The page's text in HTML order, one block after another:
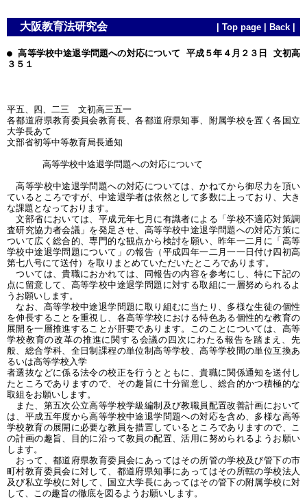
大阪教育法研究会 Top page Back
● 高等学校中途退学問題への対応について 平成５年４月２３日 文初高
３５１
平五、四、二三 文初高三五一
各都道府県教育委員会教育長、各都道府県知事、附属学校を置く各国立
大学長あて
文部省初等中等教育局長通知
高等学校中途退学問題への対応について
高等学校中途退学問題への対応については、かねてから御尽力を頂い
ているところですが、中途退学者は依然として多数に上っており、大き
な課題となっております。
文部省においては、平成元年七月に有識者による「学校不適応対策調
査研究協力者会議」を発足させ、高等学校中途退学問題への対応方策に
ついて広く総合的、専門的な観点から検討を願い、昨年一二月に「高等
学校中途退学問題について」の報告（平成四年一二月一一日付け四初高
第七八号にて送付）を取りまとめていただいたところであります。
ついては、貴職におかれては、同報告の内容を参考にし、特に下記の
点に留意して、高等学校中途退学問題に対する取組に一層努められるよ
うお願いします。
なお、高等学校中途退学問題に取り組むに当たり、多様な生徒の個性
を伸長することを重視し、各高等学校における特色ある個性的な教育の
展開を一層推進することが肝要であります。このことについては、高等
学校教育の改革の推進に関する会議の四次にわたる報告を踏まえ、先
般、総合学科、全日制課程の単位制高等学校、高等学校間の単位互換あ
るいは高等学校入学
者選抜などに係る法令の校正を行うとともに、貴職に関係通知を送付し
たところでありますので、その趣旨に十分留意し、総合的かつ積極的な
取組をお願いします。
また、第五次公立高等学校学級編制及び教職員配置改善計画において
は、平成五年度から高等学校中途退学問題への対応を含め、多様な高等
学校教育の展開に必要な教員を措置しているところでありますので、こ
の計画の趣旨、目的に沿って教員の配置、活用に努められるようお願い
します。
おって、都道府県教育委員会にあってはその所管の学校及び管下の市
町村教育委員会に対して、都道府県知事にあってはその所轄の学校法人
及び私立学校に対して、国立大学長にあってはその管下の附属学校に対
して、この趣旨の徹底を図るようお願いします。